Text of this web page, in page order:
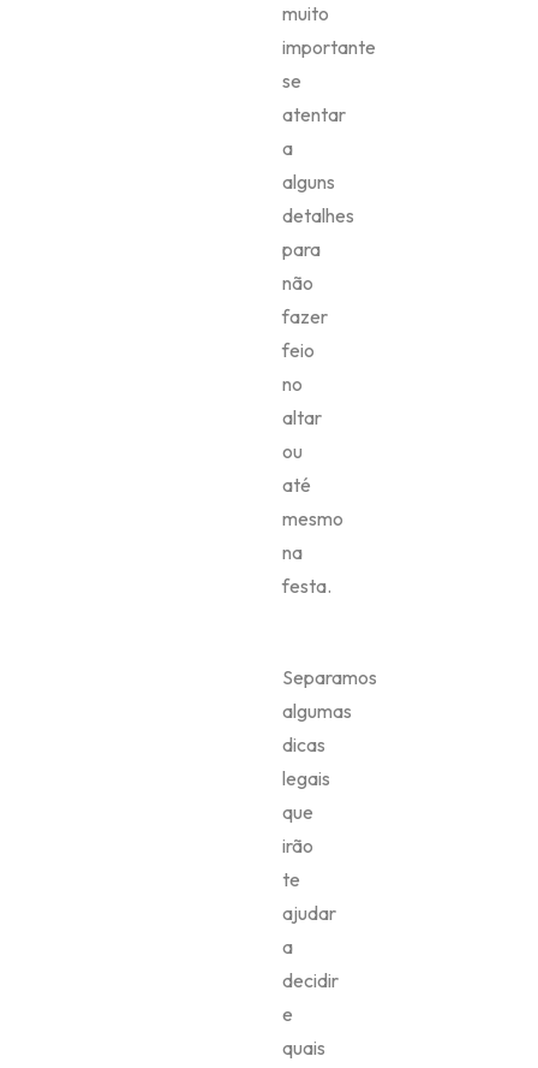
muito
importante
se
atentar
a
alguns
detalhes
para
não
fazer
feio
no
altar
ou
até
mesmo
na
festa.
Separamos
algumas
dicas
legais
que
irão
te
ajudar
a
decidir
e
quais